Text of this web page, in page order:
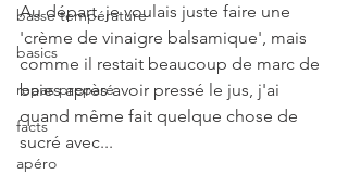
basse température
basics
repas preparé
facts
apéro
Au départ, je voulais juste faire une
'crème de vinaigre balsamique', mais
comme il restait beaucoup de marc de
baies après avoir pressé le jus, j'ai
quand même fait quelque chose de
sucré avec...